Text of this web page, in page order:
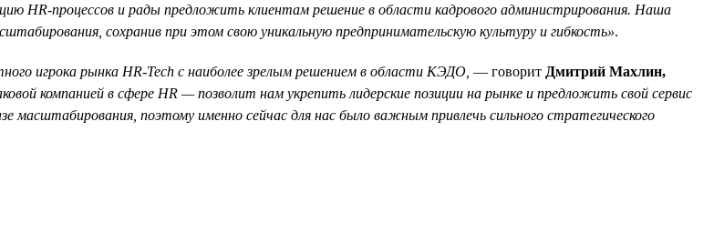
HR-процессов и рады предложить клиентам решение в области кадрового администрирования. Наша
сохранив при этом свою уникальную предпринимательскую культуру и гибкость».
игрока рынка HR-Tech с наиболее зрелым решением в области КЭДО, — говорит Дмитрий Махлин,
компанией в сфере HR — позволит нам укрепить лидерские позиции на рынке и предложить свой сервис
поэтому именно сейчас для нас было важным привлечь сильного стратегического